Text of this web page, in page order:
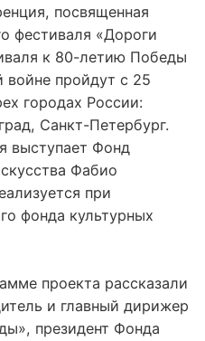
посвященная
фестиваля «Дороги
к 80-летию Победы
войне пройдут с 25
городах России:
Санкт-Петербург.
выступает Фонд
Фабио
при
фонда культурных
проекта рассказали
и главный дирижер
президент Фонда